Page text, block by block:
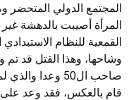
المجتمع الدولي المتحضر
المرأة أصيبت بالدهشة
القمعية للنظام
وشاحها، وهذا القتل قد
صاحب ال50 وعدا
قام بالعکس، فقد وعد